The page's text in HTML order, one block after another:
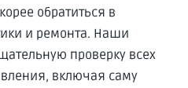
обратиться в
и ремонта. Наши
проверку всех
включая саму